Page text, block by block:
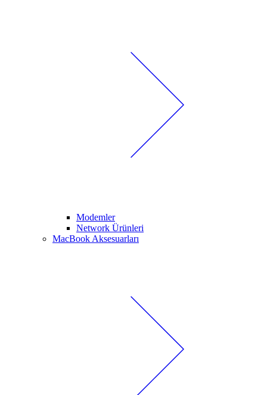
Modemler
Network Ürünleri
MacBook Aksesuarları